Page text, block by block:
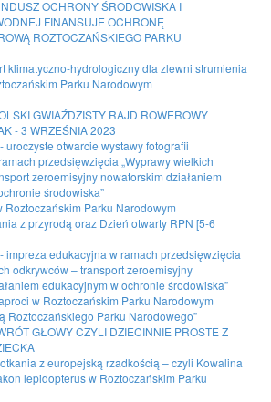
OCHRONY ŚRODOWISKA I
FINANSUJE OCHRONĘ
ROZTOCZAŃSKIEGO PARKU
klimatyczno-hydrologiczny dla zlewni strumienia
Parku Narodowym
GWIAŹDZISTY RAJD ROWEROWY
- 3 WRZEŚNIA 2023
- uroczyste otwarcie wystawy fotografii
przedsięwzięcia „Wyprawy wielkich
zeroemisyjny nowatorskim działaniem
środowiska”
Roztoczańskim Parku Narodowym
z przyrodą oraz Dzień otwarty RPN [5-6
- impreza edukacyjna w ramach przedsięwzięcia
odkrywców – transport zeroemisyjny
edukacyjnym w ochronie środowiska”
w Roztoczańskim Parku Narodowym
Roztoczańskiego Parku Narodowego”
GŁOWY CZYLI DZIECINNIE PROSTE Z
z europejską rzadkością – czyli Kowalina
lepidopterus w Roztoczańskim Parku